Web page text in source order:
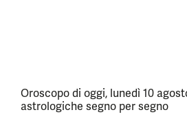
Oroscopo di oggi, lunedì 10
astrologiche segno per segno